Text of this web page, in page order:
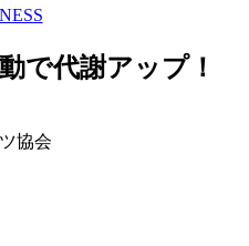
で代謝アップ！
協会